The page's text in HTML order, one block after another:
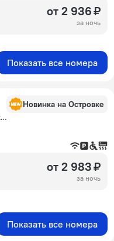
от 2 936 ₽
за ночь
Показать все номера
Soi Yot Ying 9 ซอยรามอินทรา 33 แขวง อนุสาวรีย์, Бангкок
Новинка на Островке
от 2 983 ₽
за ночь
Показать все номера